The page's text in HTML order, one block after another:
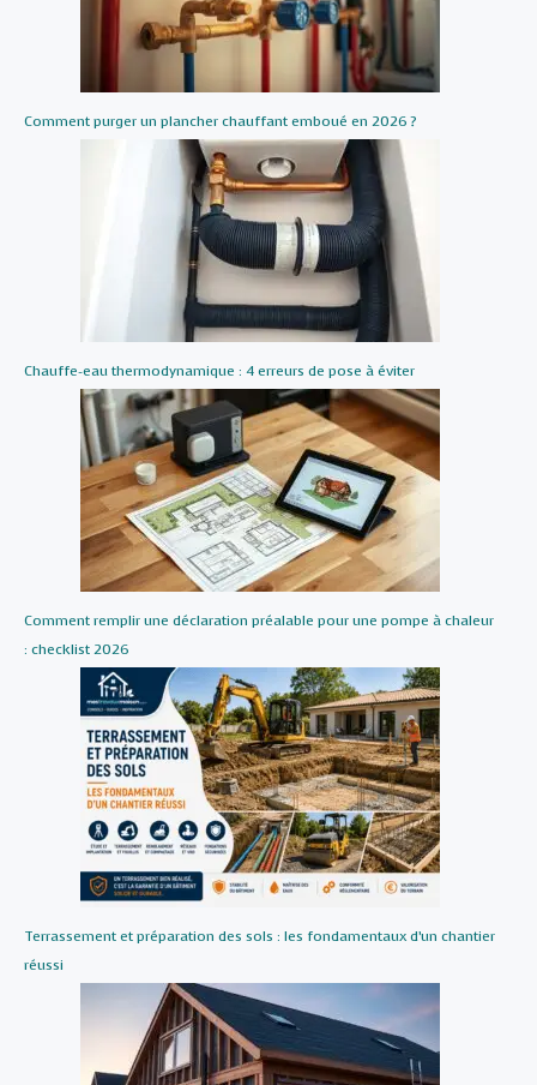
Comment purger un plancher chauffant emboué en 2026 ?
Chauffe-eau thermodynamique : 4 erreurs de pose à éviter
Comment remplir une déclaration préalable pour une pompe à chaleur
: checklist 2026
Terrassement et préparation des sols : les fondamentaux d’un chantier
réussi